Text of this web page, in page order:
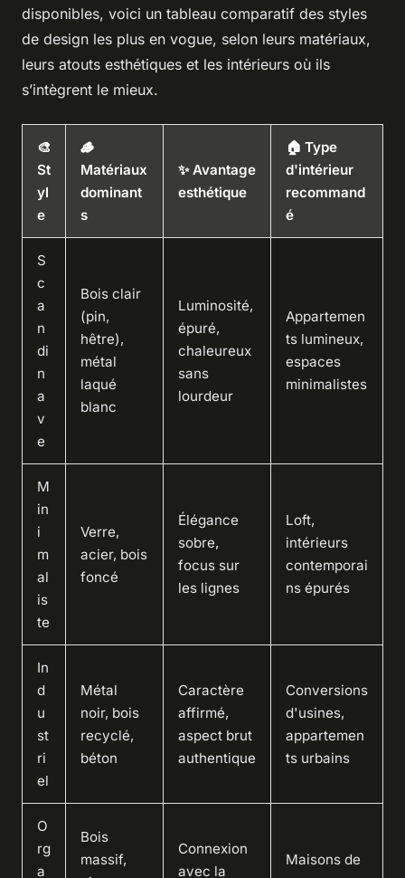
disponibles, voici un tableau comparatif des styles
de design les plus en vogue, selon leurs matériaux,
leurs atouts esthétiques et les intérieurs où ils
s’intègrent le mieux.
🎨
St
yl
e
🪵
Matériaux
dominant
s
✨ Avantage
esthétique
🏠 Type
d'intérieur
recommand
é
S
c
a
n
di
n
a
v
e
Bois clair
(pin,
hêtre),
métal
laqué
blanc
Luminosité,
épuré,
chaleureux
sans
lourdeur
Appartemen
ts lumineux,
espaces
minimalistes
M
in
i
m
al
is
te
Verre,
acier, bois
foncé
Élégance
sobre,
focus sur
les lignes
Loft,
intérieurs
contemporai
ns épurés
In
d
u
st
ri
el
Métal
noir, bois
recyclé,
béton
Caractère
affirmé,
aspect brut
authentique
Conversions
d'usines,
appartemen
ts urbains
O
rg
a
Bois
massif,
Connexion
avec la
Maisons de